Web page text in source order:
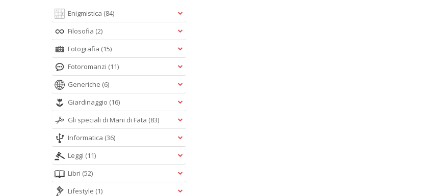
Enigmistica (84)
Filosofia (2)
Fotografia (15)
Fotoromanzi (11)
Generiche (6)
Giardinaggio (16)
Gli speciali di Mani di Fata (83)
Informatica (36)
Leggi (11)
Libri (52)
Lifestyle (1)